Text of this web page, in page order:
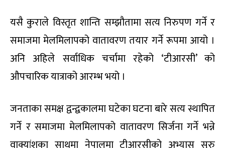
यसै कुराले विस्तृत शान्ति सम्झौतामा सत्य निरुपण गर्ने र
समाजमा मेलमिलापको वातावरण तयार गर्ने रूपमा आयो ।
अनि अहिले सर्वाधिक चर्चामा रहेको ‘टीआरसी’ को
औपचारिक यात्राको आरम्भ भयो ।
जनताका समक्ष द्वन्द्वकालमा घटेका घटना बारे सत्य स्थापित
गर्ने र समाजमा मेलमिलापको वातावरण सिर्जना गर्ने भन्ने